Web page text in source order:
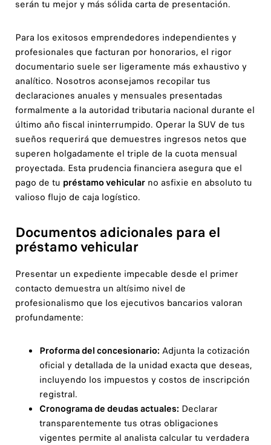
serán tu mejor y más sólida carta de presentación.
Para los exitosos emprendedores independientes y
profesionales que facturan por honorarios, el rigor
documentario suele ser ligeramente más exhaustivo y
analítico. Nosotros aconsejamos recopilar tus
declaraciones anuales y mensuales presentadas
formalmente a la autoridad tributaria nacional durante el
último año fiscal ininterrumpido. Operar la SUV de tus
sueños requerirá que demuestres ingresos netos que
superen holgadamente el triple de la cuota mensual
proyectada. Esta prudencia financiera asegura que el
pago de tu préstamo vehicularno asfixie en absoluto tu
valioso flujo de caja logístico.
Documentos adicionales para el
préstamo vehicular
Presentar un expediente impecable desde el primer
contacto demuestra un altísimo nivel de
profesionalismo que los ejecutivos bancarios valoran
profundamente:
Proforma del concesionario: Adjunta la cotización
oficial y detallada de la unidad exacta que deseas,
incluyendo los impuestos y costos de inscripción
registral.
Cronograma de deudas actuales: Declarar
transparentemente tus otras obligaciones
vigentes permite al analista calcular tu verdadera